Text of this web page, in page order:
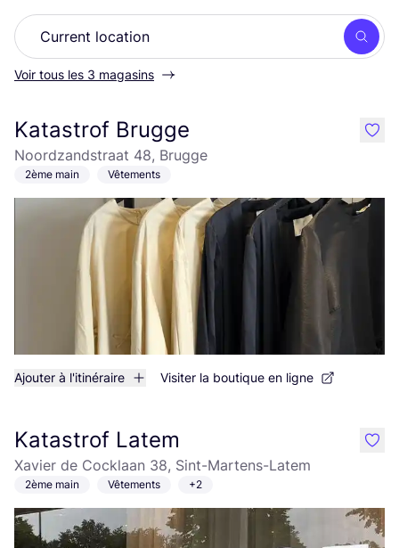
Voir tous les 3 magasins
Katastrof Brugge
Noordzandstraat 48, Brugge
2ème main Vêtements
Ajouter à l'itinéraire Visiter la boutique en ligne
like
Katastrof Latem
Xavier de Cocklaan 38, Sint-Martens-Latem
2ème main Vêtements +2
like